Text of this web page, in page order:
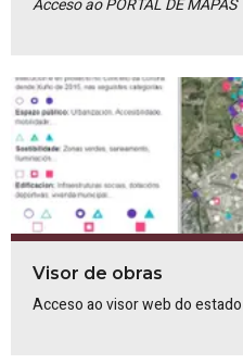
Acceso ao PORTAL DE MAPAS
Visor de obras
Acceso ao visor web do